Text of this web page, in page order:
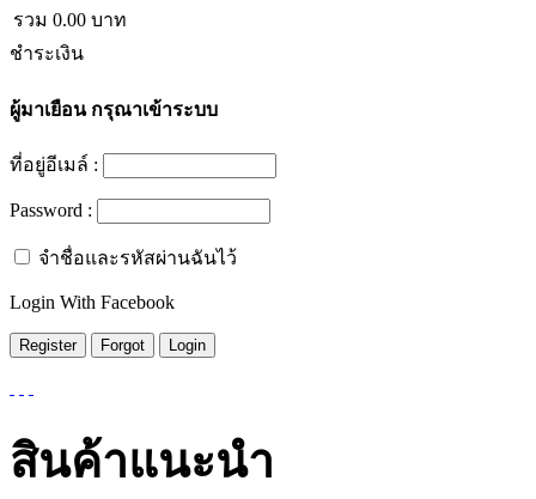
รวม 0.00 บาท
ชำระเงิน
ผู้มาเยือนกรุณาเข้าระบบ
ที่อยู่อีเมล์ :
Password :
จำชื่อและรหัสผ่านฉันไว้
Login With Facebook
สินค้าแนะนำ